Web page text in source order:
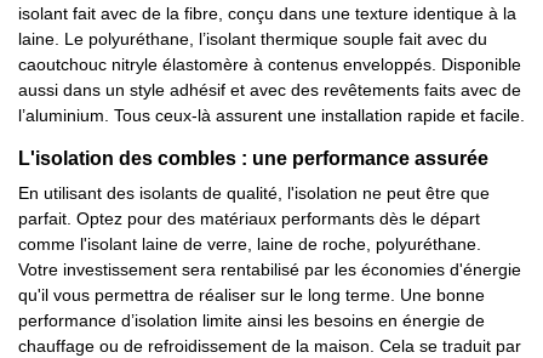
isolant fait avec de la fibre, conçu dans une texture identique à la
laine. Le polyuréthane, l’isolant thermique souple fait avec du
caoutchouc nitryle élastomère à contenus enveloppés. Disponible
aussi dans un style adhésif et avec des revêtements faits avec de
l’aluminium. Tous ceux-là assurent une installation rapide et facile.
L'isolation des combles : une performance assurée
En utilisant des isolants de qualité, l'isolation ne peut être que
parfait. Optez pour des matériaux performants dès le départ
comme l'isolant laine de verre, laine de roche, polyuréthane.
Votre investissement sera rentabilisé par les économies d'énergie
qu'il vous permettra de réaliser sur le long terme. Une bonne
performance d’isolation limite ainsi les besoins en énergie de
chauffage ou de refroidissement de la maison. Cela se traduit par